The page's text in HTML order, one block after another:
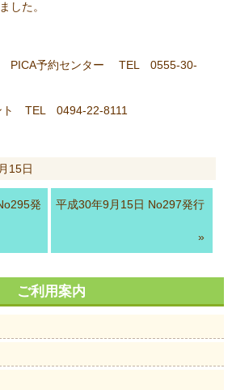
した。
PICA予約センター TEL 0555-30-
ト TEL 0494-22-8111
15日
発 平成30年9月15日 No297発行
»
ご利用案内